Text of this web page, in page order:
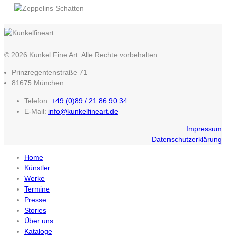
© 2026 Kunkel Fine Art. Alle Rechte vorbehalten.
Prinzregentenstraße 71
81675 München
Telefon: +49 (0)89 / 21 86 90 34
E-Mail: info@kunkelfineart.de
Impressum
Datenschutzerklärung
Home
Künstler
Werke
Termine
Presse
Stories
Über uns
Kataloge